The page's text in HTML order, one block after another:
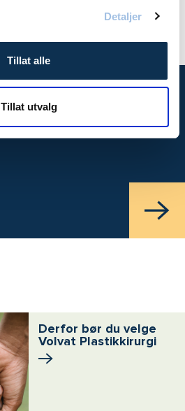
Detaljer
Tillat alle
Tillat utvalg
Derfor bør du velge
Volvat Plastikkirurgi